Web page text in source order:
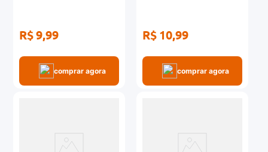
R$ 9,99
comprar agora
R$ 10,99
comprar agora